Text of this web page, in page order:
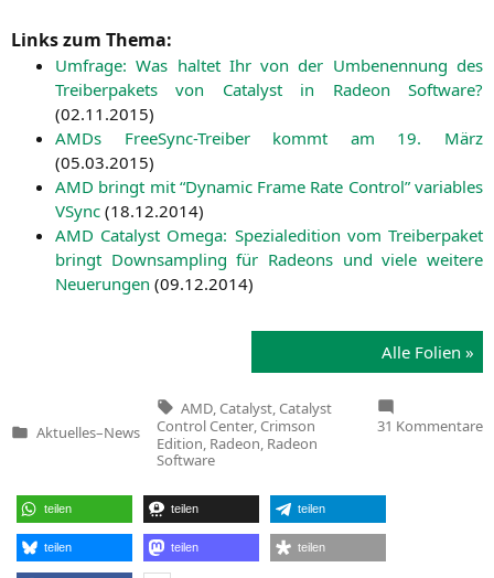
Links zum Thema:
Umfra­ge: Was hal­tet Ihr von der Umbe­nen­nung des
Trei­ber­pa­kets von Cata­lyst in Rade­on Soft­ware?
(02.11.2015)
AMDs Free­Sync-Trei­ber kommt am 19. März
(05.03.2015)
AMD bringt mit “Dyna­mic Frame Rate Con­trol” varia­bles
VSync (18.12.2014)
AMD Cata­lyst Ome­ga: Spe­zia­ledi­ti­on vom Trei­ber­pa­ket
bringt Down­sam­pling für Rade­ons und vie­le wei­te­re
Neue­run­gen (09.12.2014)
Alle Foli­en »
Veröffentlicht
Aktuelles–News
Tags:
AMD Catalyst Catalyst
Control Center,Crimson
Edition Radeon Radeon
Software
31 Kommentare
teilen teilen teilen
teilen teilen teilen